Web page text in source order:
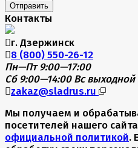
Отправить
Контакты
г. Дзержинск
8 (800) 550-26-12
Пн—Пт 9:00—17:00
Сб 9:00—14:00 Вс выходной
zakaz@sladrus.ru
Мы получаем и
посетителей нашего
официальной политикой.